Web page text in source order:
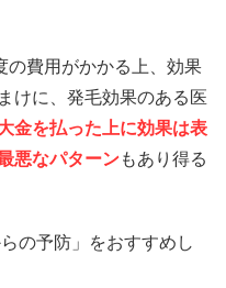
の費用がかかる上、効果
けに、発毛効果のある医
大金を払った上に効果は表
悪なパターンもあり得る
の予防」をおすすめし